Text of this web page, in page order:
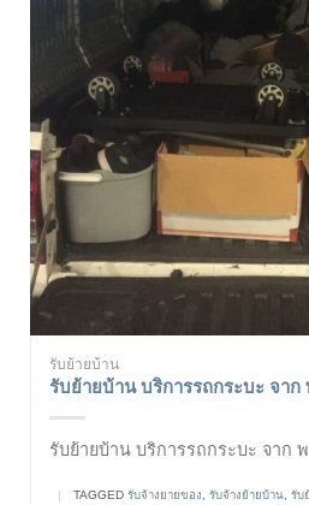
รับย้ายบ้าน
รับย้ายบ้าน บริการรถกระบะ จาก
รับย้ายบ้าน บริการรถกระบะ จาก
| TAGGED รับจ้างยายของ รับจ้างย้ายบ้าน รับ